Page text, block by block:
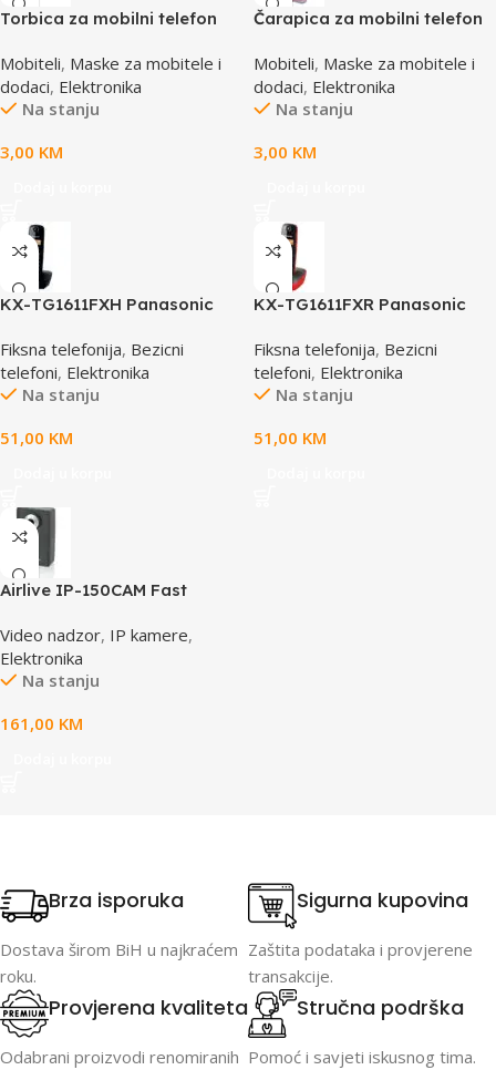
Torbica za mobilni telefon
Mobiteli, Maske za mobitele i
dodaci, Elektronika
Na stanju
3,00 KM
Čarapica za mobilni telefon
bijela 65x100mm
Mobiteli, Maske za mobitele i
dodaci, Elektronika
Na stanju
3,00 KM
KX-TG1611FXH Panasonic
Fiksna telefonija, Bezicni
telefoni, Elektronika
Na stanju
51,00 KM
KX-TG1611FXR Panasonic
CID
Fiksna telefonija, Bezicni
telefoni, Elektronika
Na stanju
51,00 KM
Airlive IP-150CAM Fast
camera
Video nadzor, IP kamere,
Elektronika
Na stanju
161,00 KM
Brza isporuka
Dostava širom BiH u najkraćem
roku.
Sigurna kupovina
Zaštita podataka i provjerene
transakcije.
Provjerena kvaliteta
Odabrani proizvodi renomiranih
Stručna podrška
Pomoć i savjeti iskusnog tima.